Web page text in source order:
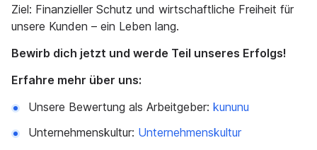
Ziel: Finanzieller Schutz und wirtschaftliche Freiheit für
unsere Kunden – ein Leben lang.
Bewirb dich jetzt und werde Teil unseres Erfolgs!
Erfahre mehr über uns:
Unsere Bewertung als Arbeitgeber: kununu
Unternehmenskultur: Unternehmenskultur